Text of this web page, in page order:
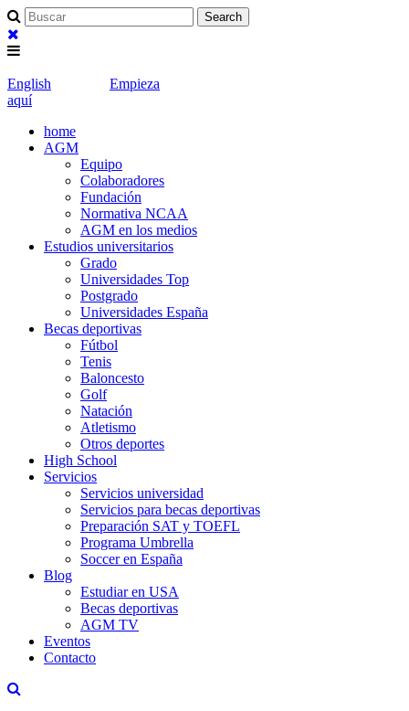
English
Empieza
aquí
home
AGM
Equipo
Colaboradores
Fundación
Normativa NCAA
AGM en los medios
Estudios universitarios
Grado
Universidades Top
Postgrado
Universidades España
Becas deportivas
Fútbol
Tenis
Baloncesto
Golf
Natación
Atletismo
Otros deportes
High School
Servicios
Servicios universidad
Servicios para becas deportivas
Preparación SAT y TOEFL
Programa Umbrella
Soccer en España
Blog
Estudiar en USA
Becas deportivas
AGM TV
Eventos
Contacto